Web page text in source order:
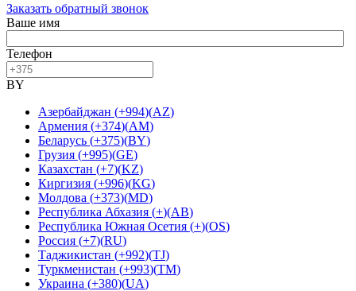
Заказать обратный звонок
Ваше имя
Телефон
BY
Азербайджан (+994)(AZ)
Армения (+374)(AM)
Беларусь (+375)(BY)
Грузия (+995)(GE)
Казахстан (+7)(KZ)
Киргизия (+996)(KG)
Молдова (+373)(MD)
Республика Абхазия (+)(AB)
Республика Южная Осетия (+)(OS)
Россия (+7)(RU)
Таджикистан (+992)(TJ)
Туркменистан (+993)(TM)
Украина (+380)(UA)